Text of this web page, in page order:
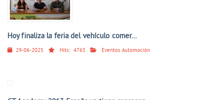
Hoy finaliza la feria del vehículo comer...
29-06-2025 Hits: 4763 Eventos Automoción